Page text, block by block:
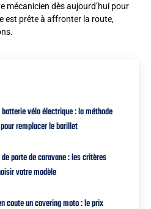
mécanicien dès aujourd’hui pour
est prête à affronter la route,
batterie vélo électrique : la méthode
remplacer le barillet
porte de caravane : les critères
votre modèle
coute un covering moto : le prix